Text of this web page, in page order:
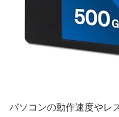
パソコンの動作速度やレ